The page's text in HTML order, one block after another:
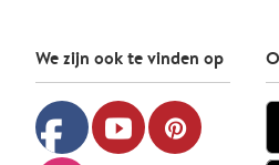
We zijn ook te vinden op
facebook youtube pinterest